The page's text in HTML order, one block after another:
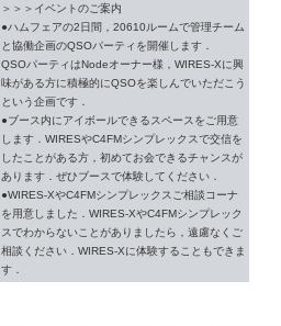
＞＞＞イベントのご案内
●ハムフェアの2日間，20610ルームで管理チーム
と協働企画のQSOパーティを開催します．
QSOパーティはNodeオーナー様，WIRES-Xに興
味がある方に積極的にQSOを楽しんでいただこう
という企画です．
●ブース内にアイボールできるスペースをご用意
します．WIRESやC4FMシンプレックスで交信を
したことがある方，初めてお会できるチャンスが
あります．ぜひブースで体験してください．
●WIRES-XやC4FMシンプレックスご相談コーナ
を用意しました．WIRES-XやC4FMシンプレック
スでわからないことがありましたら，遠慮なくご
相談ください．WIRES-Xに体験することもできま
す．